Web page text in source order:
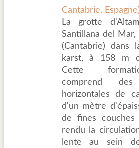
Cantabrie,
La grotte
Santillana del
(Cantabrie) dans
karst, à 158 m
Cette
comprend
horizontales de
d'un mètre
de fines
rendu la
lente au sein